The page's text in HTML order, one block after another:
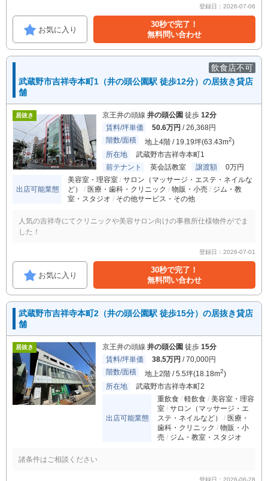
登録日：2026-07-06
お気に入り
30秒で完了！
無料問い合わせ
飲食店不可
武蔵野市吉祥寺本町1（井の頭公園駅 徒歩12分）の居抜き貸店
舗
居抜き 京王井の頭線 井の頭公園 徒歩 12分
賃料/坪単価
50.6万円 / 26,368円
階数/面積
地上4階 / 19.19坪(63.43m2)
所在地
武蔵野市吉祥寺本町1
前テナント
英会話教室 譲渡額 0万円
出店可能業態
美容室・理容室
サロン（マッサージ・エステ・ネイルな
ど）
医療・歯科・クリニック 物販・小売
ジム・教
室・スタジオ
その他サービス・その他
人気の吉祥寺にてクリニックや美容サロン向けの事務所仕様物件がでま
した！
登録日：2026-07-01
お気に入り
30秒で完了！
無料問い合わせ
武蔵野市吉祥寺本町2（井の頭公園駅 徒歩15分）の居抜き貸店
舗
居抜き 京王井の頭線 井の頭公園 徒歩 15分
賃料/坪単価
38.5万円 / 70,000円
階数/面積
地上2階 / 5.5坪(18.18m2)
所在地
武蔵野市吉祥寺本町2
出店可能業態
重飲食 軽飲食
美容室・理容
室
サロン（マッサージ・エ
ステ・ネイルなど）
医療・
歯科・クリニック
物販・小
売
ジム・教室・スタジオ
諸条件はご相談ください
登録日：2026-06-28